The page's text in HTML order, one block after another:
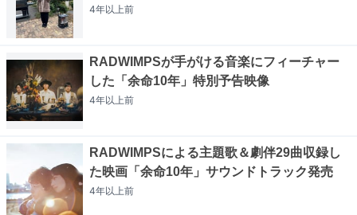
4年以上前
RADWIMPSが手がける音楽にフィーチャー
した「余命10年」特別予告映像
4年以上前
RADWIMPSによる主題歌＆劇伴29曲収録し
た映画「余命10年」サウンドトラック発売
4年以上前